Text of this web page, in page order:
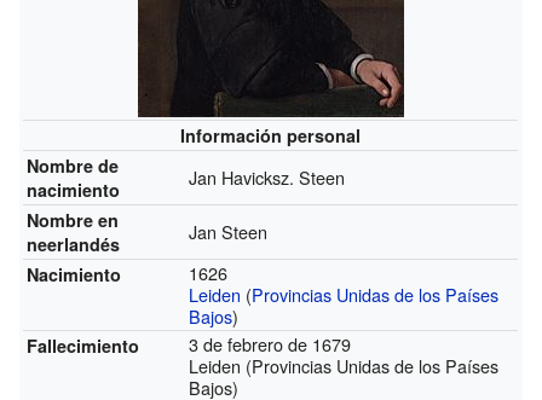
Información personal
Nombre de
nacimiento
Jan Havicksz. Steen
Nombre en
neerlandés
Jan Steen
Nacimiento
1626
Leiden (Provincias Unidas de los Países
Bajos)
Fallecimiento
3 de febrero de 1679
Leiden (Provincias Unidas de los Países
Bajos)